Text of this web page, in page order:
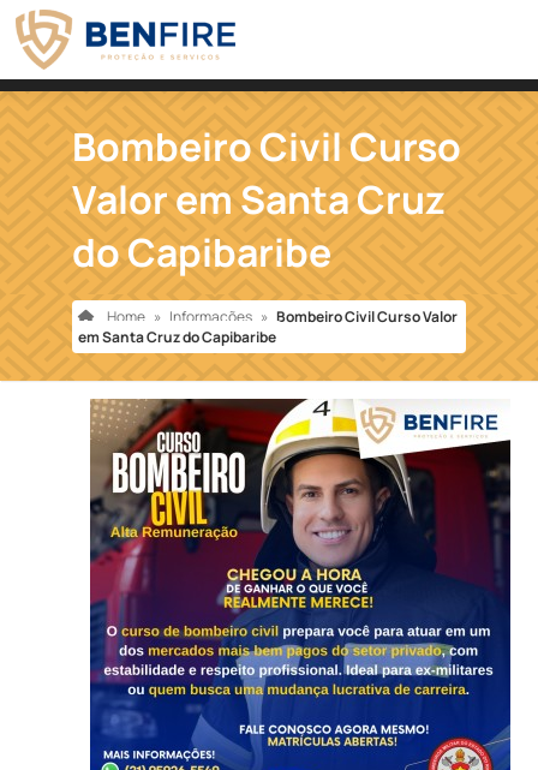
Bombeiro Civil Curso
Valor em Santa Cruz
do Capibaribe
Home » Informações » Bombeiro Civil Curso Valor
em Santa Cruz do Capibaribe